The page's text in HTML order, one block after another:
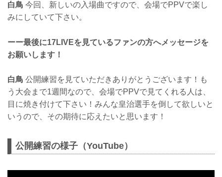
白鳥 今回、新しいの入場曲ですので、会場でPPVで楽し
みにしていて下さい。
ーー最後に17LIVEを見ているファンの方へメッセージを
お願いします！
白鳥 公開練習を見ていただきありがとうございます！も
う大会まで1週間なので、会場でPPVで見てくれる人は、
目に焼き付けて下さい！みんな皇治選手を倒して欲しいと
いうので、その期待に応えたいと思います！
公開練習の様子（YouTube）